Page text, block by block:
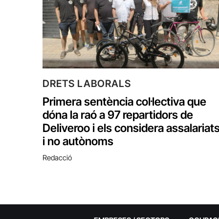
DRETS LABORALS
Primera sentència col·lectiva que
dóna la raó a 97 repartidors de
Deliveroo i els considera
i no autònoms
Redacció